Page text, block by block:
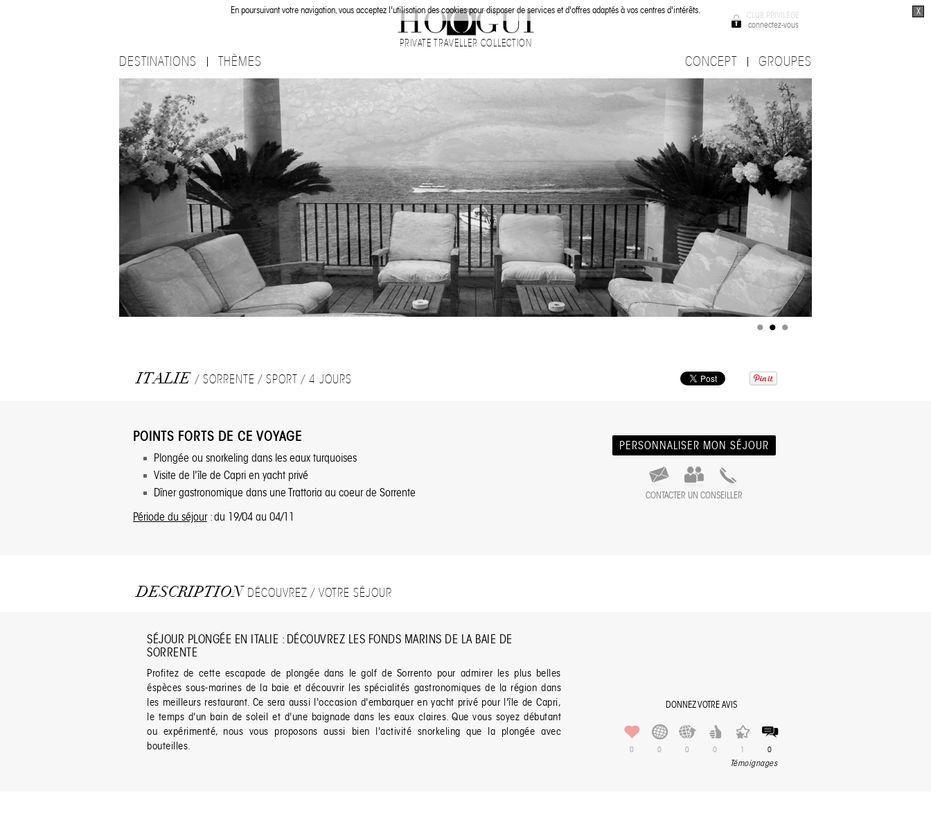
En poursuivant votre navigation, vous acceptez l'utilisation des cookies pour disposer de services et d'offres adaptés à vos centres d'intérêts. X
PRIVATE TRAVELLER COLLECTION
CLUB PRIVILEGE
connectez-vous
DESTINATIONS THÈMES CONCEPT GROUPES
ITALIE / SORRENTE / SPORT / 4 JOURS
POINTS FORTS DE CE VOYAGE
Plongée ou snorkeling dans les eaux turquoises
Visite de l'île de Capri en yacht privé
Dîner gastronomique dans une Trattoria au coeur de Sorrente
Période du séjour: du 19/04 au 04/11
PERSONNALISER MON SÉJOUR
CONTACTER UN CONSEILLER
DESCRIPTION DÉCOUVREZ / VOTRE SÉJOUR
SÉJOUR PLONGÉE EN ITALIE : DÉCOUVREZ LES FONDS MARINS DE LA BAIE DE
SORRENTE
Profitez de cette escapade de plongée dans le golf de Sorrento pour admirer les plus belles
éspèces sous-marines de la baie et découvrir les spécialités gastronomiques de la région dans
les meilleurs restaurant. Ce sera aussi l'occasion d'embarquer en yacht privé pour l'île de Capri,
le temps d'un bain de soleil et d'une baignade dans les eaux claires. Que vous soyez débutant
ou expérimenté, nous vous proposons aussi bien l'activité snorkeling que la plongée avec
bouteilles.
DONNEZ VOTRE AVIS
0 0 0 0 1 0
Témoignages